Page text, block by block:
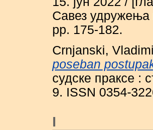
Савез удружења
pp. 175-182.
Crnjanski,
poseban
судске праксе :
9. ISSN 0354-
I